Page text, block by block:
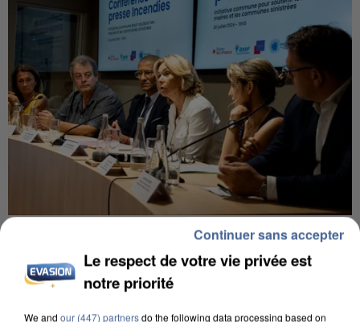
INCENDIES : L’ÎLE-DE-FRANCE LANCE UN ÉLAN
Le respect de votre vie privée est
notre priorité
We and our (447) partnersdo the following data processing based on
Continuer sans accepter